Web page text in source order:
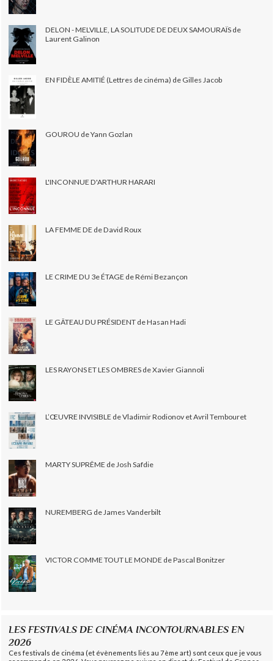
DELON - MELVILLE, LA SOLITUDE DE DEUX SAMOURAÏS de
Laurent Galinon
EN FIDÈLE AMITIÉ (Lettres de cinéma) de Gilles Jacob
GOUROU de Yann Gozlan
L'INCONNUE D'ARTHUR HARARI
LA FEMME DE de David Roux
LE CRIME DU 3e ÉTAGE de Rémi Bezançon
LE GÂTEAU DU PRÉSIDENT de Hasan Hadi
LES RAYONS ET LES OMBRES de Xavier Giannoli
L’ŒUVRE INVISIBLE de Vladimir Rodionov et Avril Tembouret
MARTY SUPRÊME de Josh Safdie
NUREMBERG de James Vanderbilt
VICTOR COMME TOUT LE MONDE de Pascal Bonitzer
LES FESTIVALS DE CINÉMA INCONTOURNABLES EN
2026
Ces festivals de cinéma (et évènements liés au 7ème art) sont ceux que je vous